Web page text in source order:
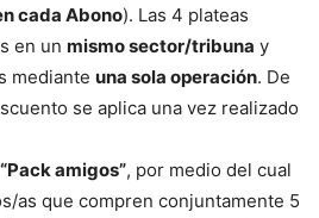
cada Abono). Las 4 plateas
en un mismo sector/tribuna y
mediante una sola operación. De
se aplica una vez realizado
amigos”, por medio del cual
as que compren conjuntamente 5